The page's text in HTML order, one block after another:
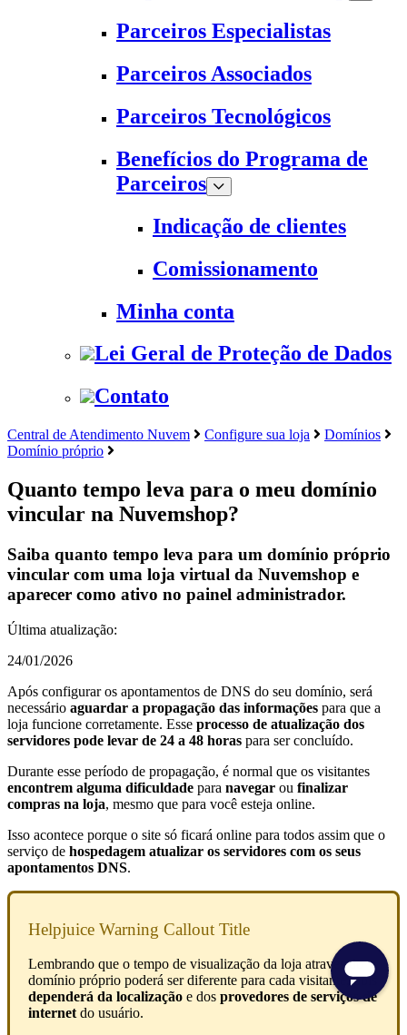
Parceiros Especialistas
Parceiros Associados
Parceiros Tecnológicos
Benefícios do Programa de
Parceiros
Indicação de clientes
Comissionamento
Minha conta
Lei Geral de Proteção de Dados
Contato
Central de Atendimento Nuvem Configure sua loja
Domínios
Domínio próprio
Quanto tempo leva para o meu domínio
vincular na Nuvemshop?
Saiba quanto tempo leva para um domínio próprio
vincular com uma loja virtual da Nuvemshop e
aparecer como ativo no painel administrador.
Última atualização:
24/01/2026
Após configurar os apontamentos de DNS do seu domínio, será
necessário aguardar a propagação das informações para que a
loja funcione corretamente. Esse processo de atualização dos
servidores pode levar de 24 a 48 horas para ser concluído.
Durante esse período de propagação, é normal que os visitantes
encontrem alguma dificuldade para navegar ou finalizar
compras na loja, mesmo que para você esteja online.
Isso acontece porque o site só ficará online para todos assim que o
serviço de hospedagem atualizar os servidores com os seus
apontamentos DNS.
Helpjuice Warning Callout Title
Lembrando que o tempo de visualização da loja através do
domínio próprio poderá ser diferente para cada visitante, pois
dependerá da localização e dos provedores de serviços de
internet do usuário.